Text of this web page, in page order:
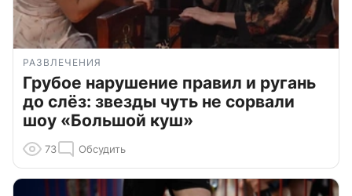
РАЗВЛЕЧЕНИЯ
Грубое нарушение правил и ругань
до слёз: звезды чуть не сорвали
шоу «Большой куш»
73 Обсудить